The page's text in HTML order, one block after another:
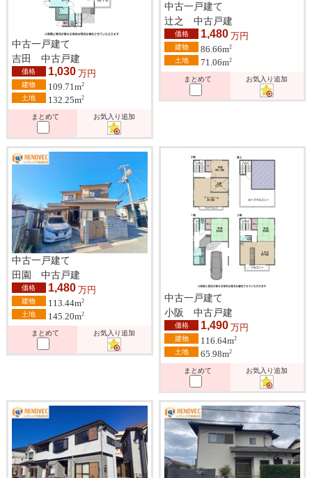
中古一戸建て
吉田 中古戸建
価格 1,030 万円
建物 109.71m2
土地 132.25m2
まとめて お気入り追加
中古一戸建て
辻之 中古戸建
価格 1,480 万円
建物 86.66m2
土地 71.06m2
まとめて お気入り追加
中古一戸建て
田園 中古戸建
価格 1,480 万円
建物 113.44m2
土地 145.20m2
まとめて お気入り追加
中古一戸建て
小阪 中古戸建
価格 1,490 万円
建物 116.64m2
土地 65.98m2
まとめて お気入り追加